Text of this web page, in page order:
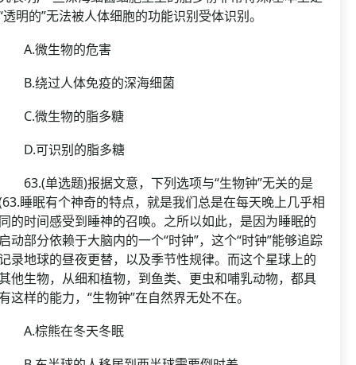
透明的”无法被人体细胞的功能识别受体识别。
微生物的危害
绕过人体免疫的深海细菌
微生物的脂多糖
可识别的脂多糖
单选题)报据文意，下列选项与“生物钟”无关的是
睡眠有个神奇的特点，就是我们总是在每天晚上几乎相
的时间感受到睡神的召唤。之所以如此，是因为睡眠的
动部分依赖于大脑内的一个“时钟”，这个“时钟”能够追踪
录地球的昼夜更替，以及季节性规律。而这个星球上的
他生物，从细和植物，到鱼类、更虫和哺乳动物，都具
这样的能力，“生物钟”在自然界无处不在。
棕熊在冬天冬眠